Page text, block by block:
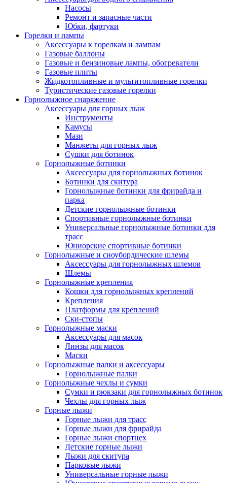
Насосы
Ремонт и запасные части
Юбки, фартуки
Горелки и лампы
Аксессуары к горелкам и лампам
Газовые баллоны
Газовые и бензиновые лампы, обогреватели
Газовые плиты
Жидкотопливные и мультитопливные горелки
Туристические газовые горелки
Горнолыжное снаряжение
Аксессуары для горных лыж
Инструменты
Камусы
Мази
Манжеты для горных лыж
Сушки для ботинок
Горнолыжные ботинки
Аксессуары для горнолыжных ботинок
Ботинки для скитура
Горнолыжные ботинки для фрирайда и
парка
Детские горнолыжные ботинки
Спортивные горнолыжные ботинки
Универсальные горнолыжные ботинки для
трасс
Юниорские спортивные ботинки
Горнолыжные и сноубордические шлемы
Аксессуары для горнолыжных шлемов
Шлемы
Горнолыжные крепления
Кошки для горнолыжных креплений
Крепления
Платформы для креплений
Ски-стопы
Горнолыжные маски
Аксессуары для масок
Линзы для масок
Маски
Горнолыжные палки и аксессуары
Горнолыжные палки
Горнолыжные чехлы и сумки
Сумки и рюкзаки для горнолыжных ботинок
Чехлы для горных лыж
Горные лыжи
Горные лыжи для трасс
Горные лыжи для фрирайда
Горные лыжи спортцех
Детские горные лыжи
Лыжи для скитура
Парковые лыжи
Универсальные горные лыжи